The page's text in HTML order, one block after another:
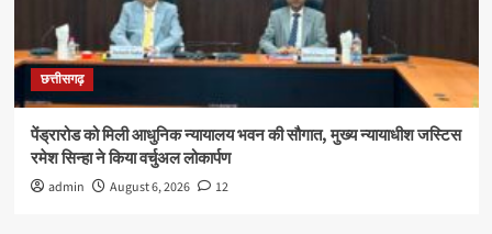
छत्तीसगढ़
पेंड्रारोड को मिली आधुनिक न्यायालय भवन की सौगात, मुख्य न्यायाधीश जस्टिस
रमेश सिन्हा ने किया वर्चुअल लोकार्पण
admin August 6, 2026 12